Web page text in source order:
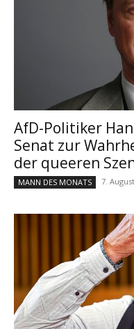
AfD-Politiker
Senat zur
der queeren
MANN DES MONATS 7.